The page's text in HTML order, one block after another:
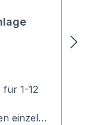
1-12
einzeln: